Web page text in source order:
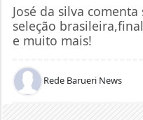
José da silva
seleção
e muito mais!
Rede Barueri News